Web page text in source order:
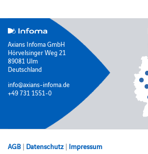
Axians Infoma GmbH
Hörvelsinger Weg 21
89081 Ulm
Deutschland
info@axians-infoma.de
+49 731 1551-0
AGB | Datenschutz | Impressum